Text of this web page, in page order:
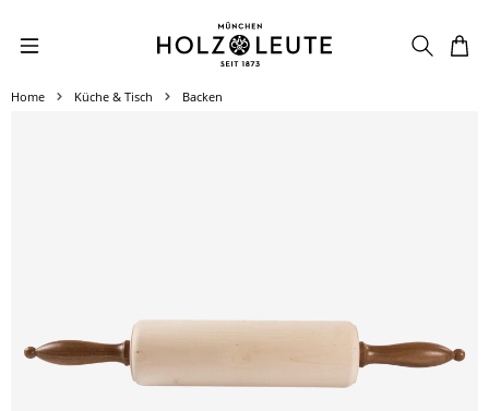
Zum Hauptinhalt springen
Home Küche & Tisch Backen